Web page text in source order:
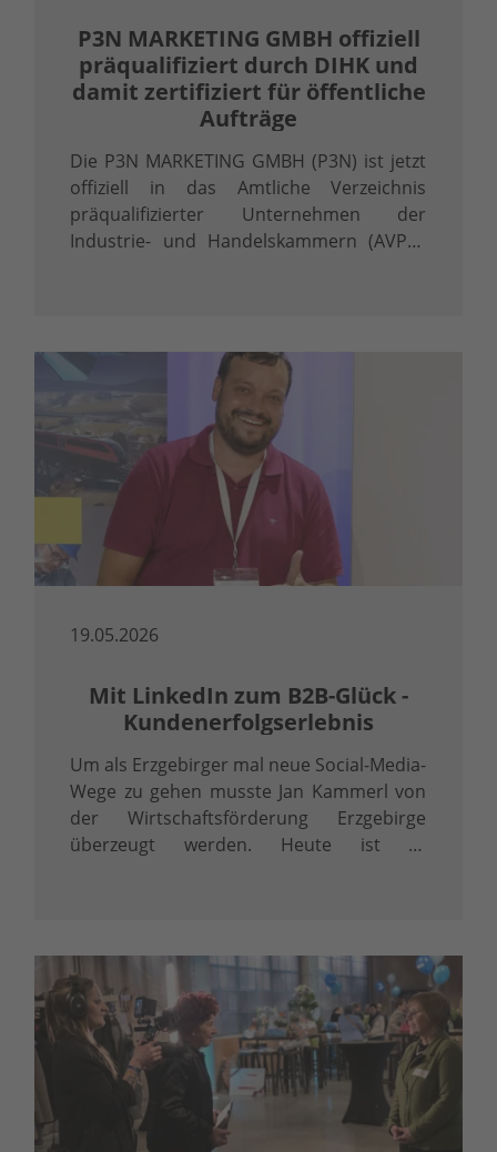
P3N MARKETING GMBH offiziell
präqualifiziert durch DIHK und
damit zertifiziert für öffentliche
Aufträge
Die P3N MARKETING GMBH (P3N) ist jetzt
offiziell in das Amtliche Verzeichnis
präqualifizierter Unternehmen der
Industrie- und Handelskammern (AVPQ)
19.05.2026
Mit LinkedIn zum B2B-Glück -
Kundenerfolgserlebnis
Um als Erzgebirger mal neue Social-Media-
Wege zu gehen musste Jan Kammerl von
der Wirtschaftsförderung Erzgebirge
überzeugt werden. Heute ist er